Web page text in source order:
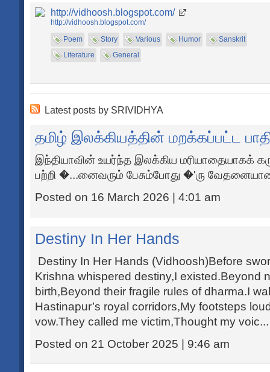
http://vidhoosh.blogspot.com/
http://vidhoosh.blogspot.com/
Poem
Story Various Humor
Sanskrit
Literature
General
Latest posts by SRIVIDHYA
தமிழ் இலக்கியத்தின் மறக்கப்பட்ட
இந்தியாவின் உயர்ந்த இலக்கிய மரியாதையாகக்
பற்றி �...னைவரும் பேசும்போது �'ரு
Posted on 16 March 2026 | 4:01 am
Destiny In Her Hands
Destiny In Her Hands (Vidhoosh)Before
Krishna whispered destiny,I existed.Beyond
birth,Beyond their fragile rules of dharma.I
Hastinapur’s royal corridors,My footsteps
vow.They called me victim,Thought my voic...
Posted on 21 October 2025 | 9:46 am